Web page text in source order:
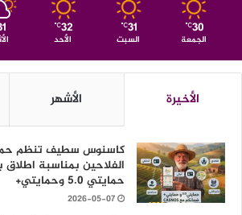
30
℃
الجمعة
31
℃
السبت
32
℃
الأحد
الأخيرة الأشهر
كاسنوس سطيف تنظم
الفلاحين بمناسبة اطلاق
حمايتي 5.0 وحمايتي+
2026-05-07